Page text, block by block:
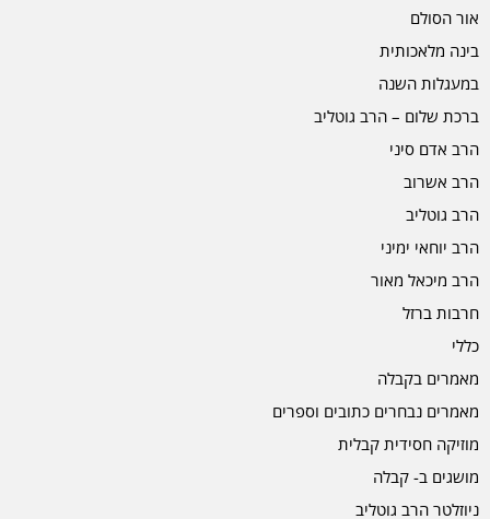
אור הסולם
בינה מלאכותית
במעגלות השנה
ברכת שלום – הרב גוטליב
הרב אדם סיני
הרב אשרוב
הרב גוטליב
הרב יוחאי ימיני
הרב מיכאל מאור
חרבות ברזל
כללי
מאמרים בקבלה
מאמרים נבחרים כתובים וספרים
מוזיקה חסידית קבלית
מושגים ב- קבלה
ניוזלטר הרב גוטליב